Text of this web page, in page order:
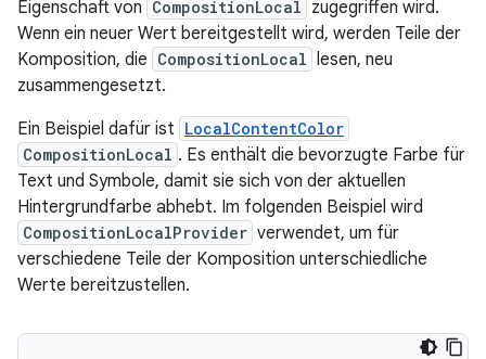
Eigenschaft von CompositionLocal zugegriffen wird.
Wenn ein neuer Wert bereitgestellt wird, werden Teile der
Komposition, die CompositionLocal lesen, neu
zusammengesetzt.
Ein Beispiel dafür ist LocalContentColor
CompositionLocal . Es enthält die bevorzugte Farbe für
Text und Symbole, damit sie sich von der aktuellen
Hintergrundfarbe abhebt. Im folgenden Beispiel wird
CompositionLocalProvider verwendet, um für
verschiedene Teile der Komposition unterschiedliche
Werte bereitzustellen.